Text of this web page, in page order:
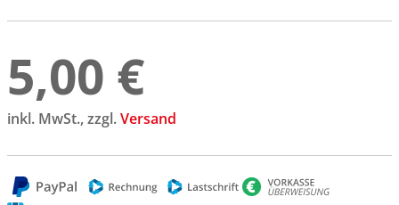
5,00 €
inkl. MwSt., zzgl.Versand